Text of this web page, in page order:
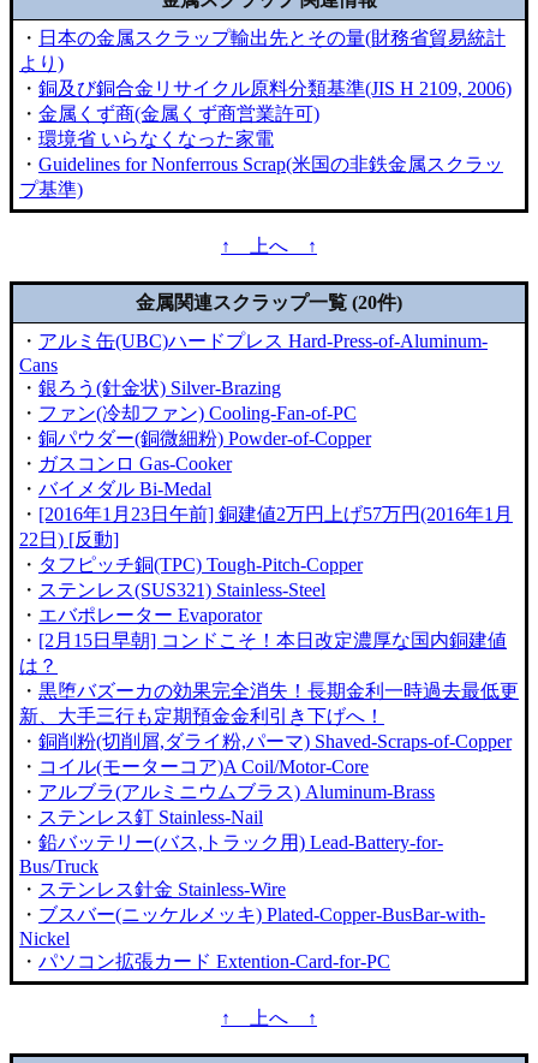
・ 日本の金属スクラップ輸出先とその量(財務省貿易統計
より)
・ 銅及び銅合金リサイクル原料分類基準(JIS H 2109, 2006)
・ 金属くず商(金属くず商営業許可)
・ 環境省 いらなくなった家電
・ Guidelines for Nonferrous Scrap(米国の非鉄金属スクラッ
プ基準)
↑ 上へ ↑
金属関連スクラップ一覧 (20件)
・ アルミ缶(UBC)ハードプレス Hard-Press-of-Aluminum-
Cans
・ 銀ろう(針金状) Silver-Brazing
・ ファン(冷却ファン) Cooling-Fan-of-PC
・ 銅パウダー(銅微細粉) Powder-of-Copper
・ ガスコンロ Gas-Cooker
・ バイメダル Bi-Medal
・ [2016年1月23日午前] 銅建値2万円上げ57万円(2016年1月
22日) [反動]
・ タフピッチ銅(TPC) Tough-Pitch-Copper
・ ステンレス(SUS321) Stainless-Steel
・ エバポレーター Evaporator
・ [2月15日早朝] コンドこそ！本日改定濃厚な国内銅建値
は？
・ 黒堕バズーカの効果完全消失！長期金利一時過去最低更
新、大手三行も定期預金金利引き下げへ！
・ 銅削粉(切削屑,ダライ粉,パーマ) Shaved-Scraps-of-Copper
・ コイル(モーターコア)A Coil/Motor-Core
・ アルブラ(アルミニウムブラス) Aluminum-Brass
・ ステンレス釘 Stainless-Nail
・ 鉛バッテリー(バス,トラック用) Lead-Battery-for-
Bus/Truck
・ ステンレス針金 Stainless-Wire
・ ブスバー(ニッケルメッキ) Plated-Copper-BusBar-with-
Nickel
・ パソコン拡張カード Extention-Card-for-PC
↑ 上へ ↑